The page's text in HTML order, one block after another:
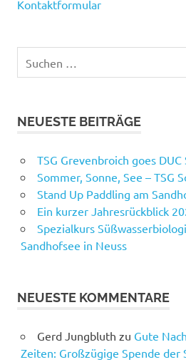
Kontaktformular
nach:
NEUESTE BEITRÄGE
TSG Grevenbroich goes
Sommer, Sonne, See – TSG
Stand Up Paddling am
Ein kurzer Jahresrückblick
Spezialkurs
Sandhofsee in Neuss
NEUESTE KOMMENTARE
Gerd Jungbluth zu Gute
Zeiten: Großzügige Spende der